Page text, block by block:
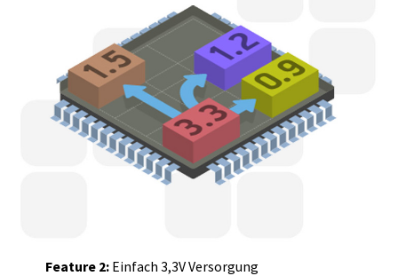
Feature 2:Einfach 3,3V Versorgung